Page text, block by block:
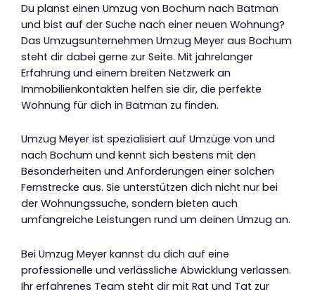
Du planst einen Umzug von Bochum nach Batman
und bist auf der Suche nach einer neuen Wohnung?
Das Umzugsunternehmen Umzug Meyer aus Bochum
steht dir dabei gerne zur Seite. Mit jahrelanger
Erfahrung und einem breiten Netzwerk an
Immobilienkontakten helfen sie dir, die perfekte
Wohnung für dich in Batman zu finden.
Umzug Meyer ist spezialisiert auf Umzüge von und
nach Bochum und kennt sich bestens mit den
Besonderheiten und Anforderungen einer solchen
Fernstrecke aus. Sie unterstützen dich nicht nur bei
der Wohnungssuche, sondern bieten auch
umfangreiche Leistungen rund um deinen Umzug an.
Bei Umzug Meyer kannst du dich auf eine
professionelle und verlässliche Abwicklung verlassen.
Ihr erfahrenes Team steht dir mit Rat und Tat zur